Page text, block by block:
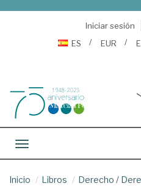
Iniciar sesión
ES
EUR
Toggle navigation
Inicio Libros Derecho /